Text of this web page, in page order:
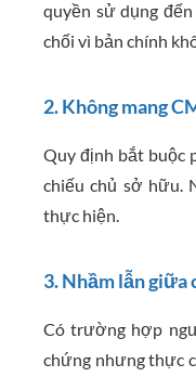
quyền sử dụng
chối vì bản chính
2. Không mang
Quy định bắt buộc
chiếu chủ sở hữu.
thực hiện.
3. Nhầm lẫn
Có trường hợp
chứng nhưng thực